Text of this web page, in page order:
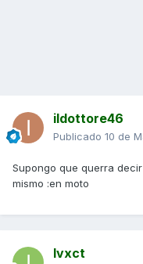
ildottore46
Publicado 10 de
Supongo que querra
mismo :en moto
Ivxct